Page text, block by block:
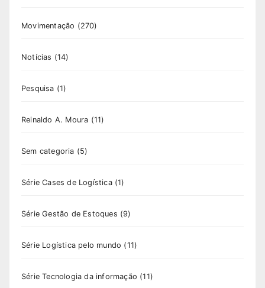
Movimentação (270)
Notícias (14)
Pesquisa (1)
Reinaldo A. Moura (11)
Sem categoria (5)
Série Cases de Logística(1)
Série Gestão de Estoques (9)
Série Logística pelo mundo (11)
Série Tecnologia da informação (11)